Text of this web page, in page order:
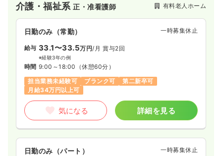
日勤のみ（パート） 一時募集休止
給与 時給1,800円
時間 8:30～17:00
土日休み
担当業務未経験可
時給1,800円以上可
気になる
介護・福祉系正・准看護師 有料老人ホーム
日勤のみ（常勤） 一時募集休止
給与 33.1〜33.5万円/月 賞与2回
※経験3年の例
時間 9:00～18:00 （休憩60分）
担当業務未経験可
ブランク可
第二新卒可
月給34万円以上可
気になる 詳細を見る
日勤のみ（パート） 一時募集休止